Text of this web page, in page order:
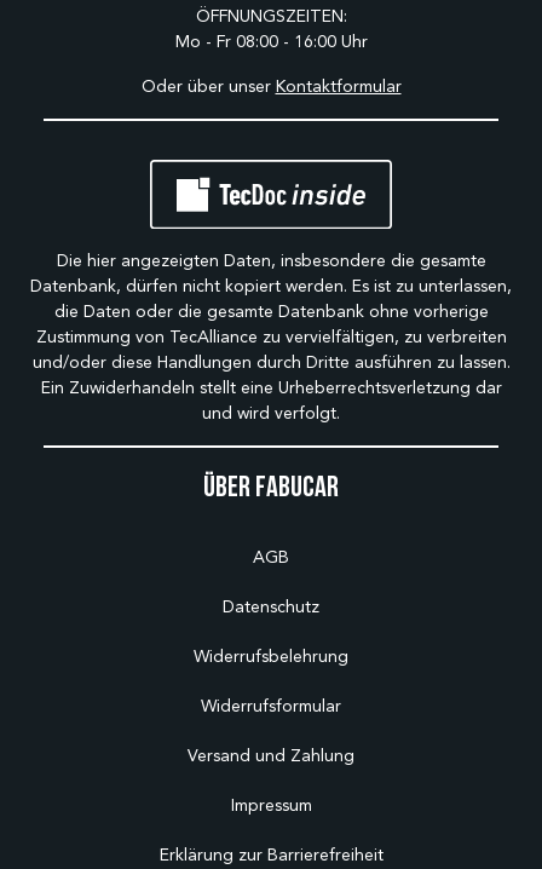
Über Fabucar
AGB
Datenschutz
Widerrufsbelehrung
Widerrufsformular
Versand und Zahlung
Impressum
Erklärung zur Barrierefreiheit
ÖFFNUNGSZEITEN:
Mo - Fr 08:00 - 16:00 Uhr
Oder über unser Kontaktformular
Die hier angezeigten Daten, insbesondere die gesamte
Datenbank, dürfen nicht kopiert werden. Es ist zu unterlassen,
die Daten oder die gesamte Datenbank ohne vorherige
Zustimmung von TecAlliance zu vervielfältigen, zu verbreiten
und/oder diese Handlungen durch Dritte ausführen zu lassen.
Ein Zuwiderhandeln stellt eine Urheberrechtsverletzung dar
und wird verfolgt.